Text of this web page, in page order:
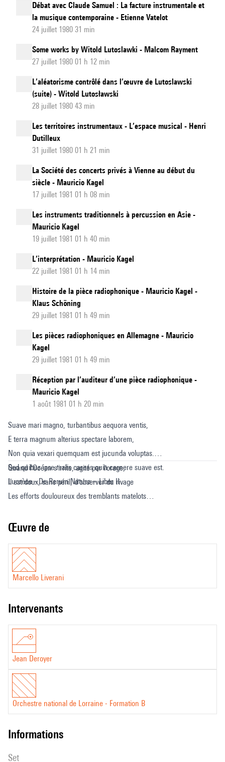
Débat avec Claude Samuel : La facture instrumentale et
la musique contemporaine - Etienne Vatelot
24 juillet 1980 31 min
Some works by Witold Lutoslawki - Malcom Rayment
27 juillet 1980 01 h 12 min
L’aléatorisme contrôlé dans l’œuvre de Lutoslawski
(suite) - Witold Lutosławski
28 juillet 1980 43 min
Les territoires instrumentaux - L’espace musical - Henri
Dutilleux
31 juillet 1980 01 h 21 min
La Société des concerts privés à Vienne au début du
siècle - Mauricio Kagel
17 juillet 1981 01 h 08 min
Les instruments traditionnels à percussion en Asie -
Mauricio Kagel
19 juillet 1981 01 h 40 min
L’interprétation - Mauricio Kagel
22 juillet 1981 01 h 14 min
Histoire de la pièce radiophonique - Mauricio Kagel -
Klaus Schöning
29 juillet 1981 01 h 49 min
Les pièces radiophoniques en Allemagne - Mauricio
Kagel
29 juillet 1981 01 h 49 min
Réception par l’auditeur d’une pièce radiophonique -
Mauricio Kagel
1 août 1981 01 h 20 min
Suave mari magno, turbantibus aequora ventis,
E terra magnum alterius spectare laborem,
Non quia vexari quemquam est jucunda voluptas.
Sed quibus ipse malis careas quia cernere suave est.
Lucrèce - De Rerum Natura – Liber II
Quand l'Océan s'irrite, agité par l'orage,
Il est doux, sans péril, d'observer du rivage
Les efforts douloureux des tremblants matelots
Et quoique à la pitié leur destin nous invite,
Lucrèce - De Rerum Natura – Liber II
Œuvre de
Marcello Liverani
intervenants
Jean Deroyer
Orchestre national de Lorraine - Formation B
informations
set